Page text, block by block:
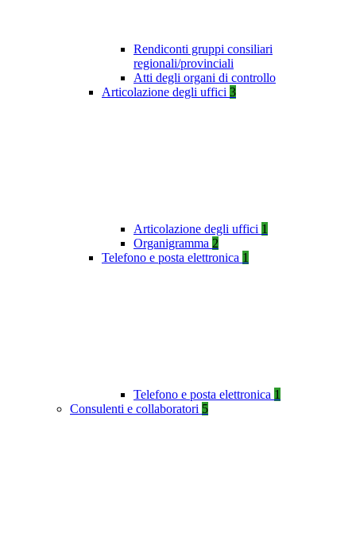
Rendiconti gruppi consiliari
regionali/provinciali
Atti degli organi di controllo
Articolazione degli uffici 3
Articolazione degli uffici 1
Organigramma 2
Telefono e posta elettronica 1
Telefono e posta elettronica 1
Consulenti e collaboratori 5